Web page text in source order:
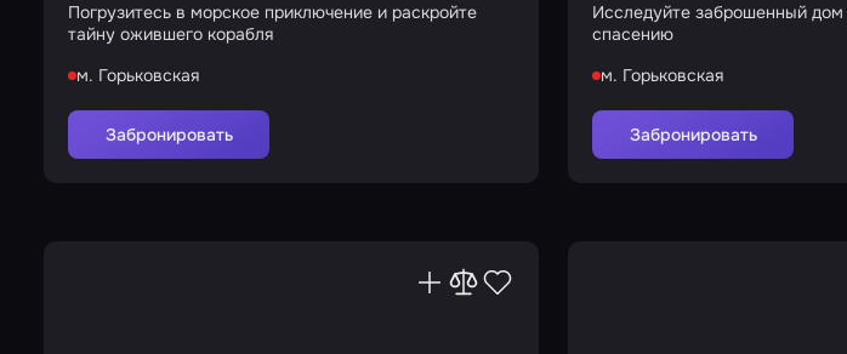
Погрузитесь в морское приключение и раскройте
тайну ожившего корабля
м. Горьковская
Забронировать
Исследуйте заброшенный дом
спасению
м. Горьковская
Забронировать